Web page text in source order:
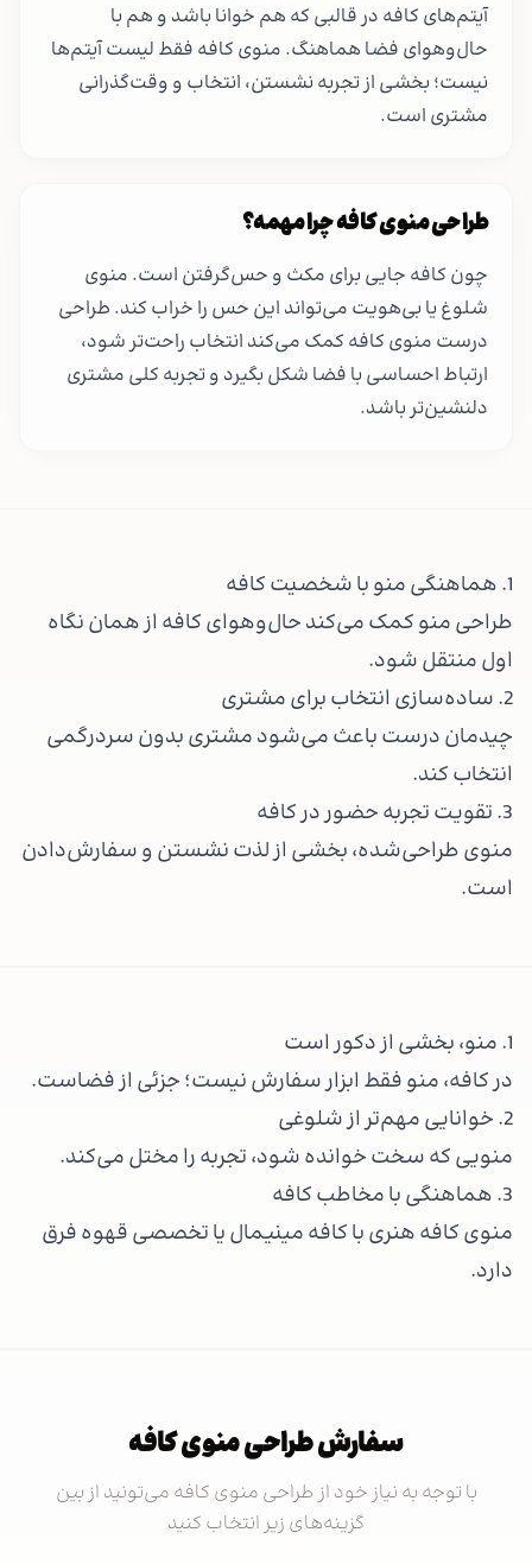
آیتم‌های کافه در قالبی که هم خوانا باشد و هم با
حال‌وهوای فضا هماهنگ. منوی کافه فقط لیست آیتم‌ها
نیست؛ بخشی از تجربه نشستن، انتخاب و وقت‌گذرانی
مشتری است.
طراحی منوی کافه چرا مهمه؟
چون کافه جایی برای مکث و حس‌گرفتن است. منوی
شلوغ یا بی‌هویت می‌تواند این حس را خراب کند. طراحی
درست منوی کافه کمک می‌کند انتخاب راحت‌تر شود،
ارتباط احساسی با فضا شکل بگیرد و تجربه کلی مشتری
دلنشین‌تر باشد.
1. هماهنگی منو با شخصیت کافه
طراحی منو کمک می‌کند حال‌وهوای کافه از همان نگاه
اول منتقل شود.
2. ساده‌سازی انتخاب برای مشتری
چیدمان درست باعث می‌شود مشتری بدون سردرگمی
انتخاب کند.
3. تقویت تجربه حضور در کافه
منوی طراحی‌شده، بخشی از لذت نشستن و سفارش‌دادن
است.
1. منو، بخشی از دکور است
در کافه، منو فقط ابزار سفارش نیست؛ جزئی از فضاست.
2. خوانایی مهم‌تر از شلوغی
منویی که سخت خوانده شود، تجربه را مختل می‌کند.
3. هماهنگی با مخاطب کافه
منوی کافه هنری با کافه مینیمال یا تخصصی قهوه فرق
دارد.
سفارش طراحی منوی کافه
با توجه به نیاز خود از طراحی منوی کافه می‌تونید از بین
گزینه‌های زیر انتخاب کنید